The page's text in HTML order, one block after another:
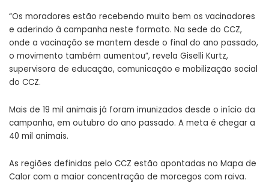
“Os moradores estão recebendo muito bem os vacinadores
e aderindo à campanha neste formato. Na sede do CCZ,
onde a vacinação se mantem desde o final do ano passado,
o movimento também aumentou”, revela Giselli Kurtz,
supervisora de educação, comunicação e mobilização social
do CCZ.
Mais de 19 mil animais já foram imunizados desde o início da
campanha, em outubro do ano passado. A meta é chegar a
40 mil animais.
As regiões definidas pelo CCZ estão apontadas no Mapa de
Calor com a maior concentração de morcegos com raiva.